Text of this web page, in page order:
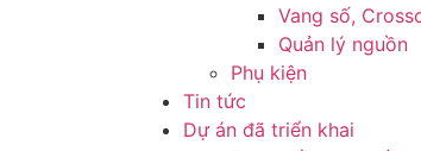
Vang số,
Quản lý nguồn
Phụ kiện
Tin tức
Dự án đã triển khai